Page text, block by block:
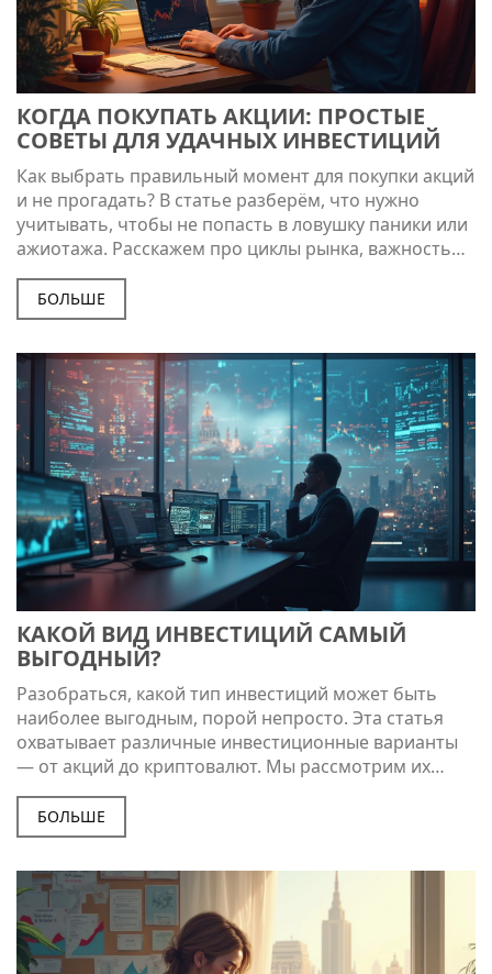
КОГДА ПОКУПАТЬ АКЦИИ: ПРОСТЫЕ
СОВЕТЫ ДЛЯ УДАЧНЫХ ИНВЕСТИЦИЙ
Как выбрать правильный момент для покупки акций
и не прогадать? В статье разберём, что нужно
учитывать, чтобы не попасть в ловушку паники или
ажиотажа. Расскажем про циклы рынка, важность
личной стратегии и как новости могут мешать
зарабатывать. Дадим конкретные советы, чтобы
ваши решения были взвешенными. Всё просто,
БОЛЬШЕ
КАКОЙ ВИД ИНВЕСТИЦИЙ САМЫЙ
ВЫГОДНЫЙ?
Разобраться, какой тип инвестиций может быть
наиболее выгодным, порой непросто. Эта статья
охватывает различные инвестиционные варианты
— от акций до криптовалют. Мы рассмотрим их
плюсы и минусы, помогая читателям сделать
осознанный выбор. Узнайте, как правильно
распределять риски и что учесть, прежде чем
БОЛЬШЕ